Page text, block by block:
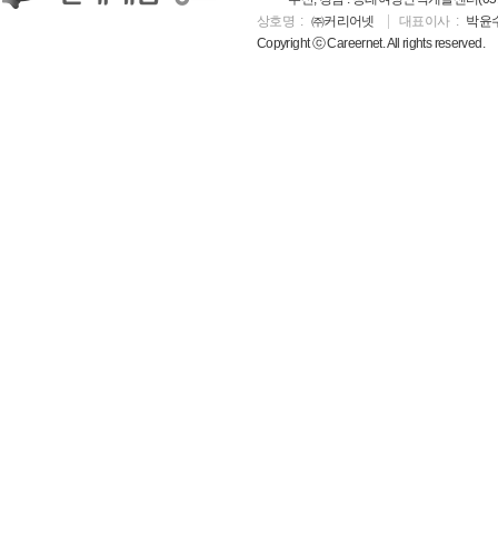
상호명
㈜커리어넷 대표이사
박윤
Copyright ⓒ Careernet. All rights reserved.